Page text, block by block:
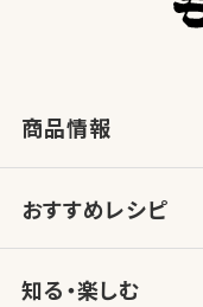
商品情報
おすすめレシピ
知る・楽しむ